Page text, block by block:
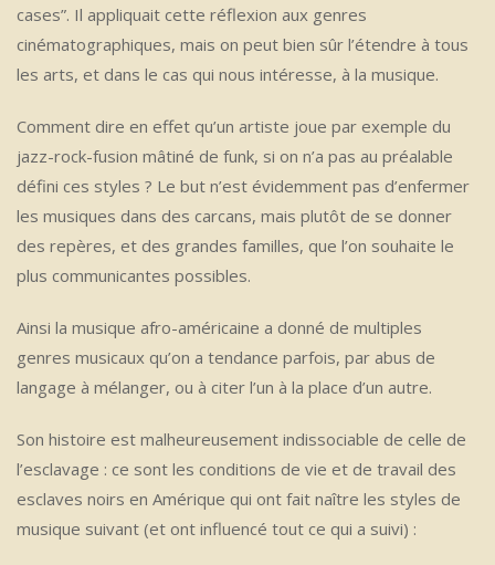
cases”. Il appliquait cette réflexion aux genres
cinématographiques, mais on peut bien sûr l’étendre à tous
les arts, et dans le cas qui nous intéresse, à la musique.
Comment dire en effet qu’un artiste joue par exemple du
jazz-rock-fusion mâtiné de funk, si on n’a pas au préalable
défini ces styles ? Le but n’est évidemment pas d’enfermer
les musiques dans des carcans, mais plutôt de se donner
des repères, et des grandes familles, que l’on souhaite le
plus communicantes possibles.
Ainsi la musique afro-américaine a donné de multiples
genres musicaux qu’on a tendance parfois, par abus de
langage à mélanger, ou à citer l’un à la place d’un autre.
Son histoire est malheureusement indissociable de celle de
l’esclavage : ce sont les conditions de vie et de travail des
esclaves noirs en Amérique qui ont fait naître les styles de
musique suivant (et ont influencé tout ce qui a suivi) :